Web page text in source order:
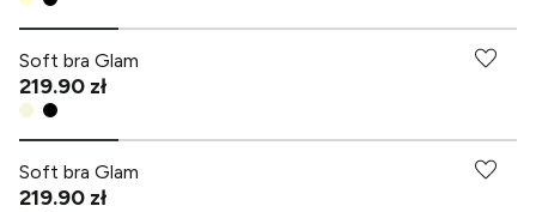
Soft bra Glam
219.90 zł
Soft bra Glam
219.90 zł